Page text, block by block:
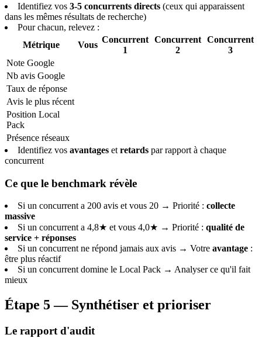
Identifiez vos 3-5 concurrents directs (ceux qui apparaissent
dans les mêmes résultats de recherche)
Pour chacun, relevez :
Métrique
Vous
Concurrent
1
Concurrent
2
Concurrent
3
Note Google
Nb avis Google
Taux de réponse
Avis le plus récent
Position Local
Pack
Présence réseaux
Identifiez vos avantages et retards par rapport à chaque
concurrent
Ce que le benchmark révèle
Si un concurrent a 200 avis et vous 20 → Priorité : collecte
massive
Si un concurrent a 4,8★ et vous 4,0★ → Priorité : qualité de
service + réponses
Si un concurrent ne répond jamais aux avis → Votre avantage :
être plus réactif
Si un concurrent domine le Local Pack → Analyser ce qu'il fait
mieux
Étape 5 — Synthétiser et prioriser
Le rapport d'audit